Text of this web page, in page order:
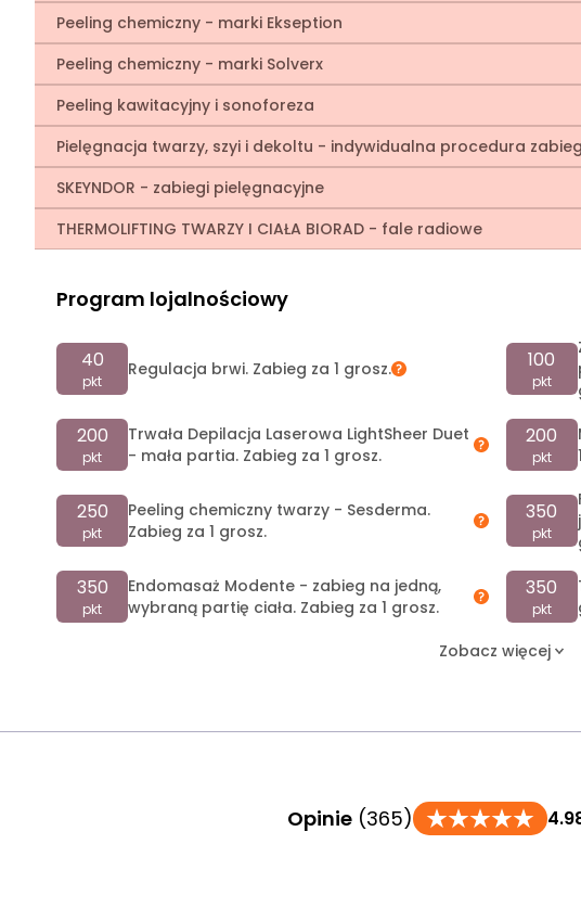
Peeling chemiczny - marki Ekseption
Peeling chemiczny - marki Solverx
Peeling kawitacyjny i sonoforeza
Pielęgnacja twarzy, szyi i dekoltu - indywidualna procedura
SKEYNDOR - zabiegi pielęgnacyjne
THERMOLIFTING TWARZY I CIAŁA BIORAD - fale radiowe
Program lojalnościowy
40
pkt
Regulacja brwi. Zabieg za 1 grosz. 100
pkt
200
pkt
Trwała Depilacja Laserowa LightSheer Duet
- mała partia. Zabieg za 1 grosz.
200
pkt
250
pkt
Peeling chemiczny twarzy - Sesderma.
Zabieg za 1 grosz.
350
pkt
350
pkt
Endomasaż Modente - zabieg na jedną,
wybraną partię ciała. Zabieg za 1 grosz.
350
pkt
Zobacz więcej
Opinie (365)